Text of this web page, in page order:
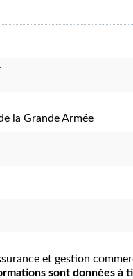
la Grande Armée
et gestion
sont données à